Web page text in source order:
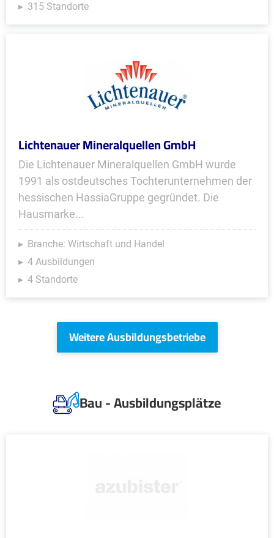
315 Standorte
Lichtenauer Mineralquellen GmbH
Die Lichtenauer Mineralquellen GmbH wurde
1991 als ostdeutsches Tochterunternehmen der
hessischen HassiaGruppe gegründet. Die
Hausmarke...
Branche: Wirtschaft und Handel
4 Ausbildungen
4 Standorte
Weitere Ausbildungsbetriebe
Bau - Ausbildungsplätze